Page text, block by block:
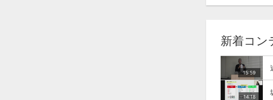
新着コン
15:59
14:18